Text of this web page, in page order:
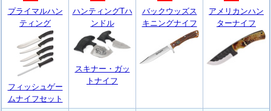
プライマルハン
ティング
フィッシュゲー
ムナイフセット
ハンティングTハ
ンドル
スキナー・ガッ
トナイフ
バックウッズス
キニングナイフ
アメリカンハン
ターナイフ